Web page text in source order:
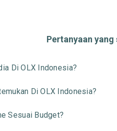
Pertanyaan
Di OLX Indonesia?
Di OLX Indonesia?
Sesuai Budget?